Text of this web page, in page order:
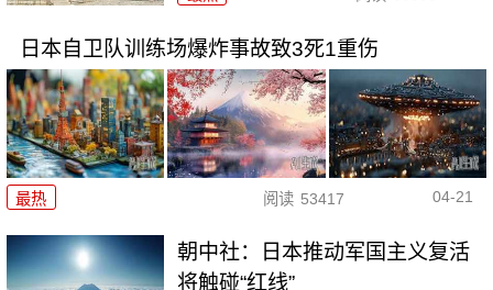
日本自卫队训练场爆炸事故致3死1重伤
最热 阅读 53417 04-21
朝中社：日本推动军国主义复活
将触碰“红线”